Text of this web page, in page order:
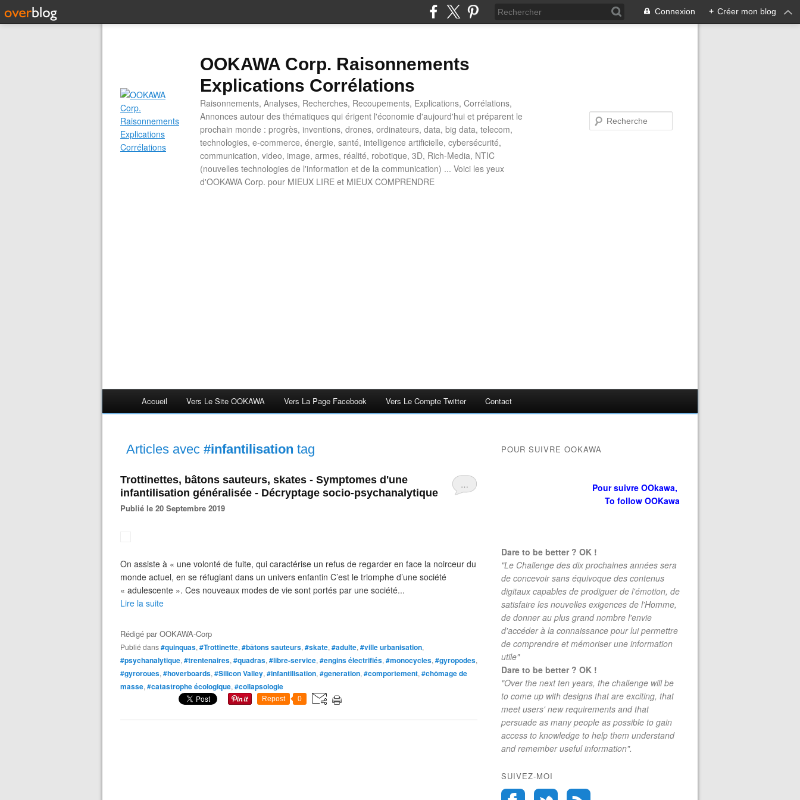
Connexion + Créer mon blog
OOKAWA Corp. Raisonnements
Explications Corrélations
Raisonnements, Analyses, Recherches, Recoupements, Explications, Corrélations,
Annonces autour des thématiques qui érigent l'économie d'aujourd'hui et préparent le
prochain monde : progrès, inventions, drones, ordinateurs, data, big data, telecom,
technologies, e-commerce, énergie, santé, intelligence artificielle, cybersécurité,
communication, video, image, armes, réalité, robotique, 3D, Rich-Media, NTIC
(nouvelles technologies de l'information et de la communication) ... Voici les yeux
d'OOKAWA Corp. pour MIEUX LIRE et MIEUX COMPRENDRE
Accueil Vers Le Site OOKAWA Vers La Page Facebook Vers Le Compte Twitter Contact
Articles avec #infantilisation tag
…
Trottinettes, bâtons sauteurs, skates - Symptomes d'une
infantilisation généralisée - Décryptage socio-psychanalytique
Publié le 20 Septembre 2019
On assiste à « une volonté de fuite, qui caractérise un refus de regarder en face la noirceur du
monde actuel, en se réfugiant dans un univers enfantin C’est le triomphe d’une société
« adulescente ». Ces nouveaux modes de vie sont portés par une société...
Lire la suite
Rédigé parOOKAWA-Corp
Publié dans#quinquas, #Trottinette, #bâtons sauteurs, #skate, #adulte, #ville urbanisation,
#psychanalytique, #trentenaires, #quadras, #libre-service, #engins électrifiés, #monocycles, #gyropodes,
#gyroroues, #hoverboards, #Silicon Valley, #infantilisation, #generation, #comportement, #chômage de
masse, #catastrophe écologique, #collapsologie
Repost 0
POUR SUIVRE OOKAWA
Pour suivre OOkawa,
To follow OOKawa
Dare to be better ? OK !
"Le Challenge des dix prochaines années sera
de concevoir sans équivoque des contenus
digitaux capables de prodiguer de l'émotion, de
satisfaire les nouvelles exigences de l'Homme,
de donner au plus grand nombre l'envie
d'accéder à la connaissance pour lui permettre
de comprendre et mémoriser une information
utile"
Dare to be better ? OK !
"Over the next ten years, the challenge will be
to come up with designs that are exciting, that
meet users' new requirements and that
persuade as many people as possible to gain
access to knowledge to help them understand
and remember useful information".
SUIVEZ-MOI